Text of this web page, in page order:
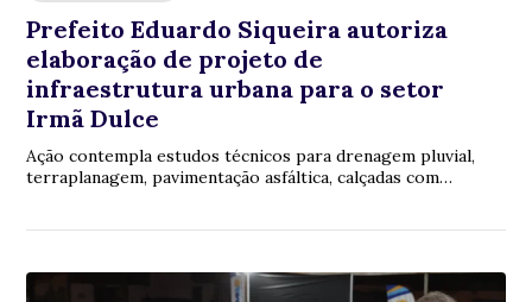
Prefeito Eduardo Siqueira autoriza
elaboração de projeto de
infraestrutura urbana para o setor
Irmã Dulce
Ação contempla estudos técnicos para drenagem pluvial,
terraplanagem, pavimentação asfáltica, calçadas com